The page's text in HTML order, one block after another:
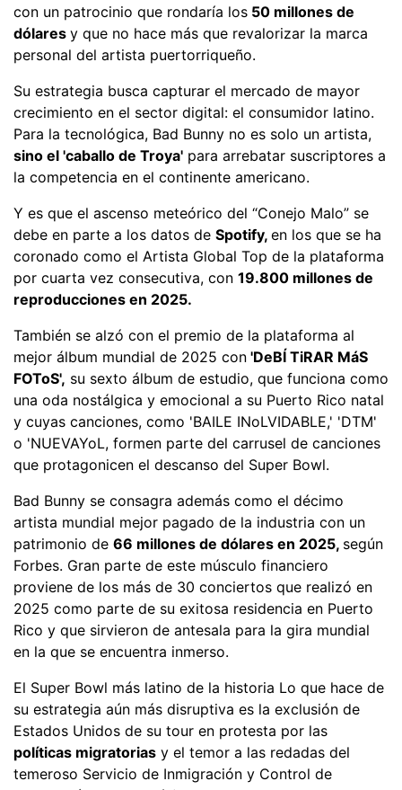
con un patrocinio que rondaría los 50 millones de
dólares y que no hace más que revalorizar la marca
personal del artista puertorriqueño.
Su estrategia busca capturar el mercado de mayor
crecimiento en el sector digital: el consumidor latino.
Para la tecnológica, Bad Bunny no es solo un artista,
sino el 'caballo de Troya' para arrebatar suscriptores a
la competencia en el continente americano.
Y es que el ascenso meteórico del “Conejo Malo” se
debe en parte a los datos de Spotify, en los que se ha
coronado como el Artista Global Top de la plataforma
por cuarta vez consecutiva, con 19.800 millones de
reproducciones en 2025.
También se alzó con el premio de la plataforma al
mejor álbum mundial de 2025 con 'DeBÍ TiRAR MáS
FOToS', su sexto álbum de estudio, que funciona como
una oda nostálgica y emocional a su Puerto Rico natal
y cuyas canciones, como 'BAILE INoLVIDABLE,' 'DTM'
o 'NUEVAYoL, formen parte del carrusel de canciones
que protagonicen el descanso del Super Bowl.
Bad Bunny se consagra además como el décimo
artista mundial mejor pagado de la industria con un
patrimonio de 66 millones de dólares en 2025, según
Forbes. Gran parte de este músculo financiero
proviene de los más de 30 conciertos que realizó en
2025 como parte de su exitosa residencia en Puerto
Rico y que sirvieron de antesala para la gira mundial
en la que se encuentra inmerso.
El Super Bowl más latino de la historia Lo que hace de
su estrategia aún más disruptiva es la exclusión de
Estados Unidos de su tour en protesta por las
políticas migratorias y el temor a las redadas del
temeroso Servicio de Inmigración y Control de